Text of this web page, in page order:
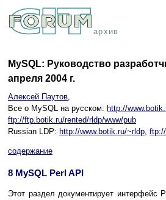
архив
MySQL: Руководство
апреля 2004 г.
Алексей Паутов,
Все о MySQL на русском: http://
ftp://ftp.botik.ru/rented/rldp/www/pub
Russian LDP: http://www.botik.ru/~rldp,
содержание
8 MySQL Perl API
Этот раздел документирует интерфейс